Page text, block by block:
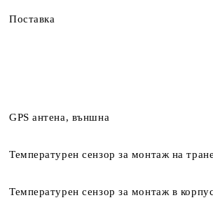
Поставка
GPS антена, външна
Температурен сензор за монтаж на
Температурен сензор за монтаж в